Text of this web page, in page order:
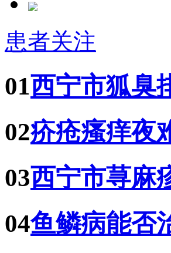
患者关注
01西宁市狐臭
02疥疮瘙痒夜
03西宁市荨麻
04鱼鳞病能否